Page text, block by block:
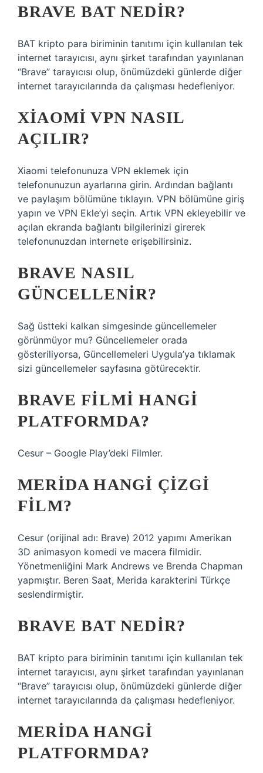
BRAVE BAT NEDIR?
BAT kripto para biriminin tanıtımı için kullanılan tek
internet tarayıcısı, aynı şirket tarafından yayınlanan
“Brave” tarayıcısı olup, önümüzdeki günlerde diğer
internet tarayıcılarında da çalışması hedefleniyor.
XIAOMI VPN NASIL
AÇILIR?
Xiaomi telefonunuza VPN eklemek için
telefonunuzun ayarlarına girin. Ardından bağlantı
ve paylaşım bölümüne tıklayın. VPN bölümüne giriş
yapın ve VPN Ekle’yi seçin. Artık VPN ekleyebilir ve
açılan ekranda bağlantı bilgilerinizi girerek
telefonunuzdan internete erişebilirsiniz.
BRAVE NASIL
GÜNCELLENIR?
Sağ üstteki kalkan simgesinde güncellemeler
görünmüyor mu? Güncellemeler orada
gösteriliyorsa, Güncellemeleri Uygula’ya tıklamak
sizi güncellemeler sayfasına götürecektir.
BRAVE FILMI HANGI
PLATFORMDA?
Cesur – Google Play’deki Filmler.
MERIDA HANGI ÇIZGI
FILM?
Cesur (orijinal adı: Brave) 2012 yapımı Amerikan
3D animasyon komedi ve macera filmidir.
Yönetmenliğini Mark Andrews ve Brenda Chapman
yapmıştır. Beren Saat, Merida karakterini Türkçe
seslendirmiştir.
BRAVE BAT NEDIR?
BAT kripto para biriminin tanıtımı için kullanılan tek
internet tarayıcısı, aynı şirket tarafından yayınlanan
“Brave” tarayıcısı olup, önümüzdeki günlerde diğer
internet tarayıcılarında da çalışması hedefleniyor.
MERIDA HANGI
PLATFORMDA?